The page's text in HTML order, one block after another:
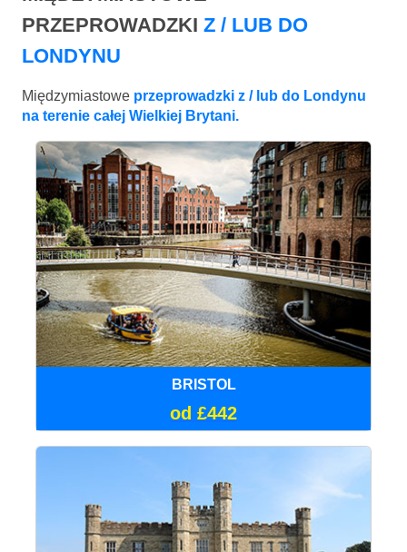
PRZEPROWADZKI Z / LUB DO
LONDYNU
Międzymiastowe przeprowadzki z / lub do Londynu
na terenie całej Wielkiej Brytani.
BRISTOL
od £442